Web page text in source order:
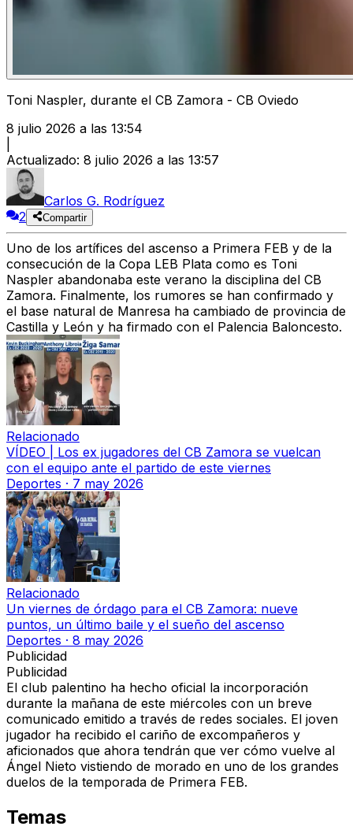
Toni Naspler, durante el CB Zamora - CB Oviedo
8 julio 2026 a las 13:54
Actualizado: 8 julio 2026 a las 13:57
Carlos G. Rodríguez
2
Compartir
Uno de los artífices del ascenso a Primera FEB y de la
consecución de la Copa LEB Plata como es Toni
Naspler abandonaba este verano la disciplina del CB
Zamora. Finalmente, los rumores se han confirmado y
el base natural de Manresa ha cambiado de provincia de
Castilla y León y ha firmado con el Palencia Baloncesto.
Relacionado
VÍDEO | Los ex jugadores del CB Zamora se vuelcan
con el equipo ante el partido de este viernes
Deportes · 7 may 2026
Relacionado
Un viernes de órdago para el CB Zamora: nueve
puntos, un último baile y el sueño del ascenso
Deportes · 8 may 2026
Publicidad
Publicidad
El club palentino ha hecho oficial la incorporación
durante la mañana de este miércoles con un breve
comunicado emitido a través de redes sociales. El joven
jugador ha recibido el cariño de excompañeros y
aficionados que ahora tendrán que ver cómo vuelve al
Ángel Nieto vistiendo de morado en uno de los grandes
duelos de la temporada de Primera FEB.
Temas